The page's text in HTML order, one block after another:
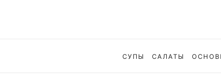
СУПЫ САЛАТЫ